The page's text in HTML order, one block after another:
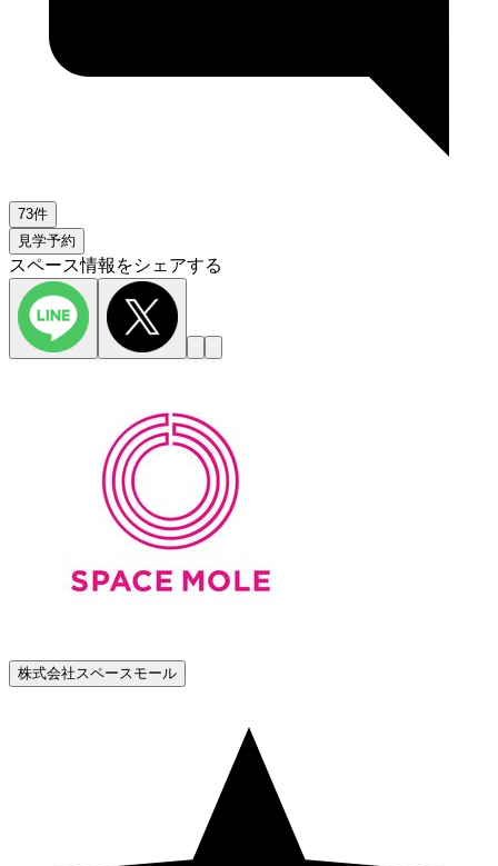
73件
見学予約
スペース情報をシェアする
株式会社スペースモール